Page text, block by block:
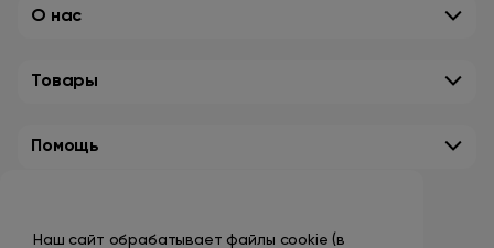
Наш сайт обрабатывает файлы cookie (в
О нас
Товары
Помощь